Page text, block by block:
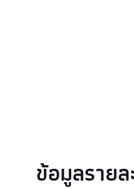
ข้อมูลราย